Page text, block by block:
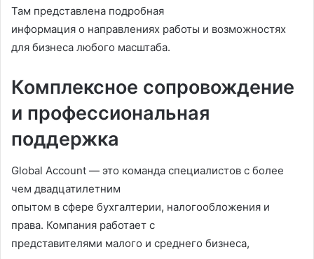
Там представлена подробная
информация о направлениях работы и возможностях
для бизнеса любого масштаба.
Комплексное сопровождение
и профессиональная
поддержка
Global Account — это команда специалистов с более
чем двадцатилетним
опытом в сфере бухгалтерии, налогообложения и
права. Компания работает с
представителями малого и среднего бизнеса,